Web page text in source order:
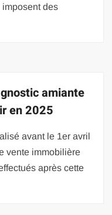
des
amiante
en 2025
avant le 1er avril
vente immobilière
après cette